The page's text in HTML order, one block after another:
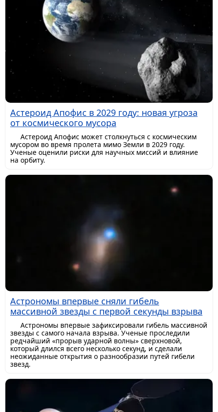
Астероид Апофис в 2029 году: новая угроза
от космического мусора
Астероид Апофис может столкнуться с космическим
мусором во время пролета мимо Земли в 2029 году.
Ученые оценили риски для научных миссий и влияние
на орбиту.
Астрономы впервые сняли гибель
массивной звезды с первой секунды взрыва
Астрономы впервые зафиксировали гибель массивной
звезды с самого начала взрыва. Ученые проследили
редчайший «прорыв ударной волны» сверхновой,
который длился всего несколько секунд, и сделали
неожиданные открытия о разнообразии путей гибели
звезд.